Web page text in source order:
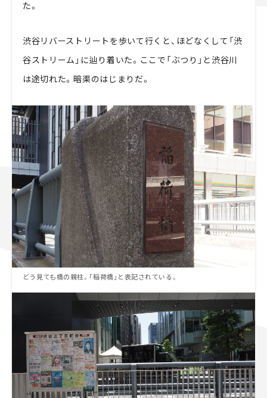
た。
渋谷リバーストリートを歩いて行くと、ほどなくして「渋
谷ストリーム」に辿り着いた。ここで「ぶつり」と渋谷川
は途切れた。暗渠のはじまりだ。
どう見ても橋の親柱。「稲荷橋」と表記されている。